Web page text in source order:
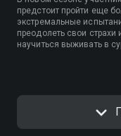
предстоит пройти еще
экстремальные
преодолеть свои страхи
научиться выживать в
жилища и примут первое
важное решение на